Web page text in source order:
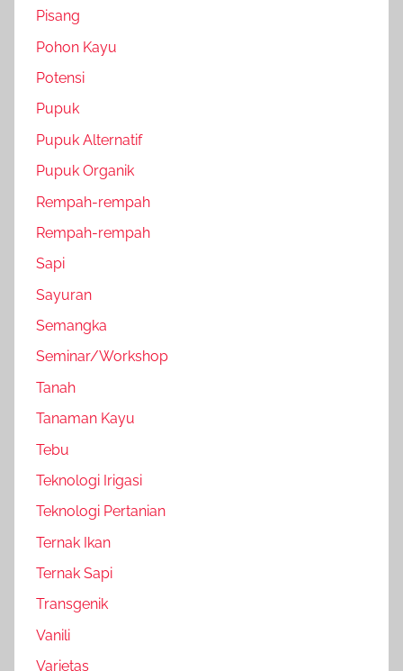
Pisang
Pohon Kayu
Potensi
Pupuk
Pupuk Alternatif
Pupuk Organik
Rempah-rempah
Rempah-rempah
Sapi
Sayuran
Semangka
Seminar/Workshop
Tanah
Tanaman Kayu
Tebu
Teknologi Irigasi
Teknologi Pertanian
Ternak Ikan
Ternak Sapi
Transgenik
Vanili
Varietas